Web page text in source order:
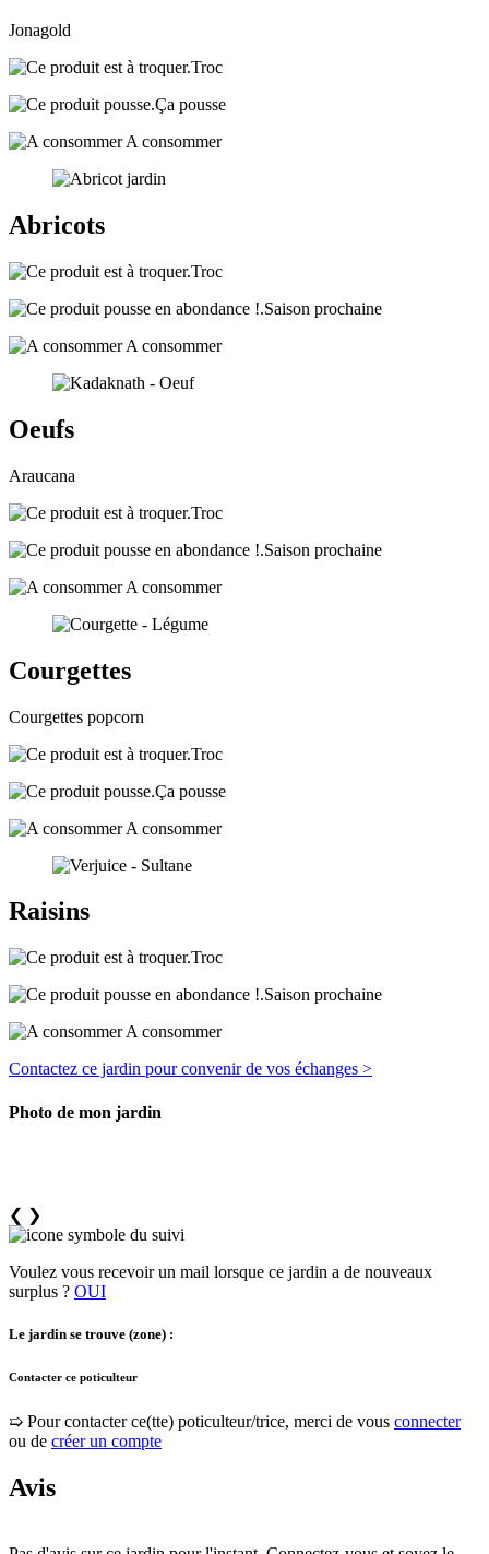
Jonagold
Troc
Ça pousse
A consommer
Abricots
Troc
Saison prochaine
A consommer
Oeufs
Araucana
Troc
Saison prochaine
A consommer
Courgettes
Courgettes popcorn
Troc
Ça pousse
A consommer
Raisins
Troc
Saison prochaine
A consommer
Contactez ce jardin pour convenir de vos échanges >
Photo de mon jardin
❮ ❯
Voulez vous recevoir un mail lorsque ce jardin a de nouveaux
surplus ? OUI
Le jardin se trouve (zone) :
Contacter ce poticulteur
➯ Pour contacter ce(tte) poticulteur/trice, merci de vous connecter
ou de créer un compte
Avis